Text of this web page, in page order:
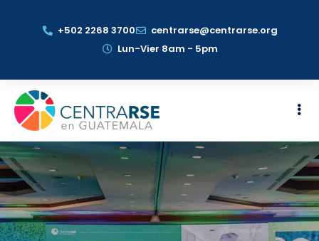
+502 2268 3700
centrarse@centrarse.org
Lun-Vier 8am - 5pm